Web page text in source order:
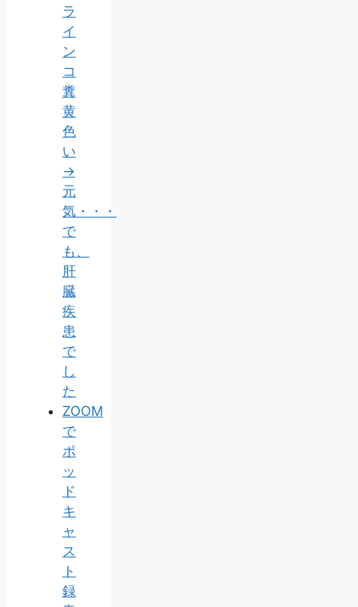
ラ
イ
ン
コ
糞
黄
色
い
→
元
気・・・
で
も、
肝
臓
疾
患
で
し
た
ZOOM
で
ポ
ッ
ド
キ
ャ
ス
ト
録